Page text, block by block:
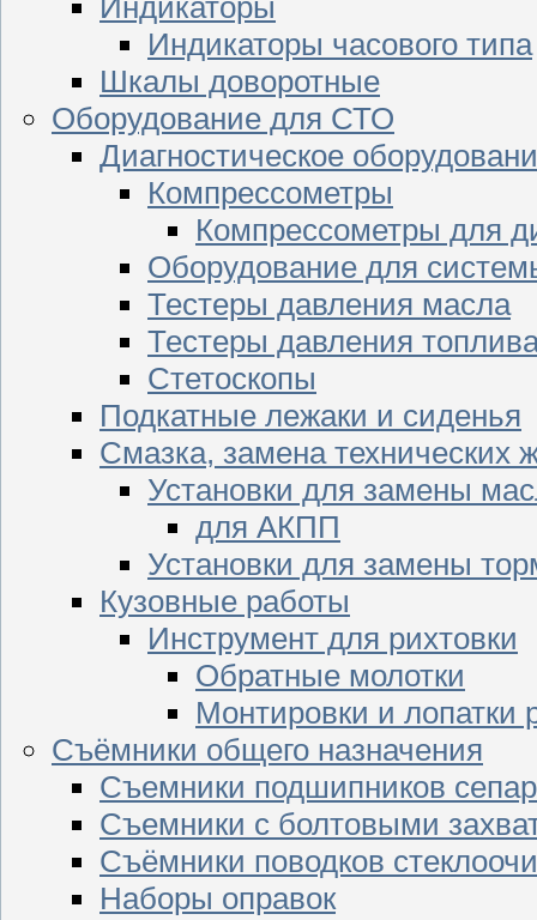
Индикаторы часового типа
Шкалы доворотные
Оборудование для СТО
Диагностическое
Компрессометры
Компрессометры для
Оборудование для
Тестеры давления масла
Тестеры давления
Стетоскопы
Подкатные лежаки и сиденья
Смазка, замена технических
Установки для замены
для АКПП
Установки для замены
Кузовные работы
Инструмент для рихтовки
Обратные молотки
Монтировки и лопатки
Съёмники общего назначения
Съемники подшипников
Съемники с болтовыми
Съёмники поводков
Наборы оправок